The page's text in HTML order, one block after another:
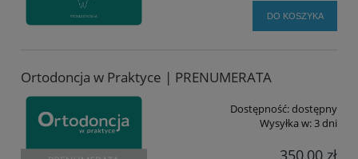
DO KOSZYKA
Ortodoncja w Praktyce | PRENUMERATA
Dostępność:dostępny
Wysyłka w:3 dni
350,00 zł